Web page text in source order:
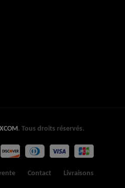
. Tous droits réservés.
Contact Livraisons